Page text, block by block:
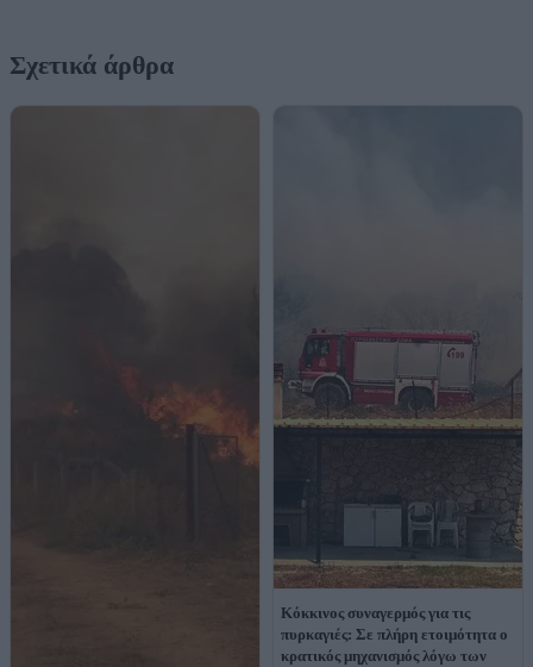
Σχετικά άρθρα
Κόκκινος συναγερμός για τις
πυρκαγιές: Σε πλήρη ετοιμότητα ο
κρατικός μηχανισμός λόγω των